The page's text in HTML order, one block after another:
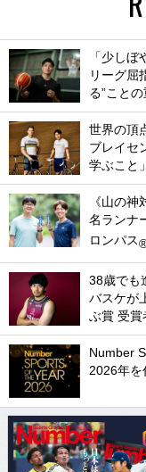
「少し
リーグ屈
る”こと
世界の頂
ブレイセ
学ぶこと
《山の
名ランナ
ロンパス
38歳でも
バスケが
ぶ賞 受賞
Number
2026年を